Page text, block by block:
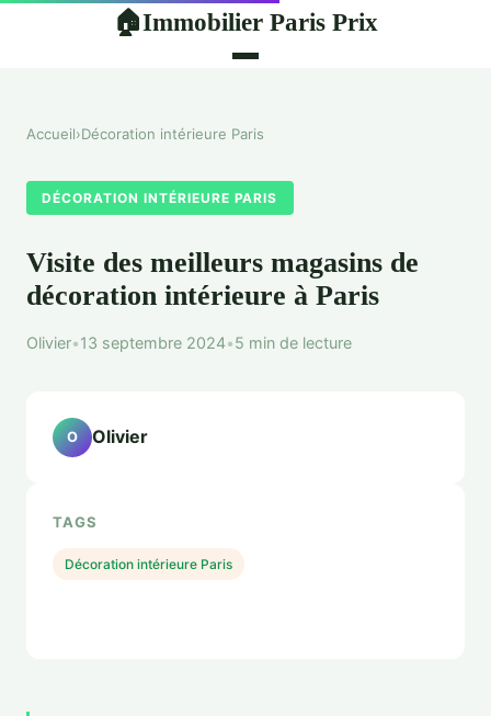
🏠Immobilier Paris Prix
Accueil›Décoration intérieure Paris
DÉCORATION INTÉRIEURE PARIS
Visite des meilleurs magasins de
décoration intérieure à Paris
Olivier•13 septembre 2024•5 min de lecture
O Olivier
TAGS
Décoration intérieure Paris